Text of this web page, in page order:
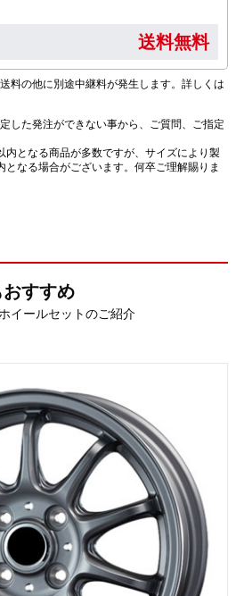
送料無料
料の他に別途中継料が発生します。詳しくは
した発注ができない事から、ご質問、ご指定
内となる商品が多数ですが、サイズにより製
なる場合がございます。何卒ご理解賜りま
すすめ
イールセットのご紹介